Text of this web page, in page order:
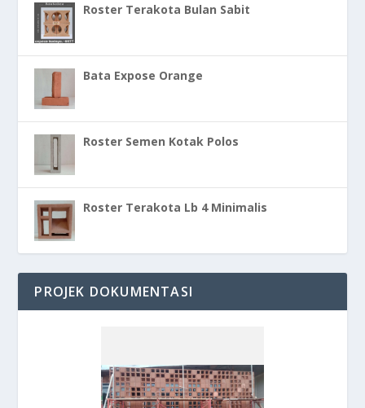
Roster Terakota Bulan Sabit
Bata Expose Orange
Roster Semen Kotak Polos
Roster Terakota Lb 4 Minimalis
PROJEK DOKUMENTASI